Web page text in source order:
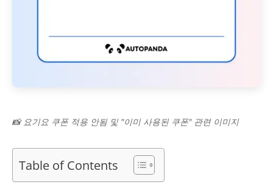
📸 요기요 쿠폰 적용 안됨 및 "이미 사용된 쿠폰" 관련 이미지
Table of Contents